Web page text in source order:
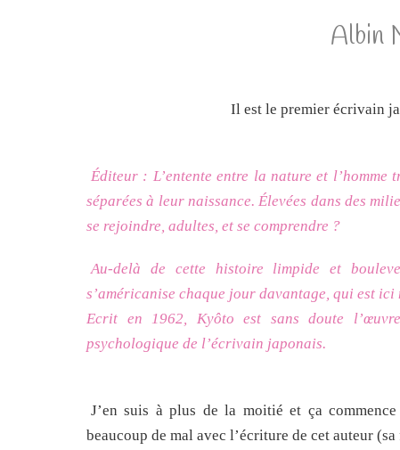
Albin
Il est le premier écrivain
Éditeur : L’entente entre la nature et l’homme
séparées à leur naissance. Élevées dans des
se rejoindre, adultes, et se comprendre ?
Au-delà de cette histoire limpide et
s’américanise chaque jour davantage, qui est ici
Ecrit en 1962, Kyôto est sans doute
psychologique de l’écrivain japonais.
J’en suis à plus de la moitié et ça
beaucoup de mal avec l’écriture de cet auteur